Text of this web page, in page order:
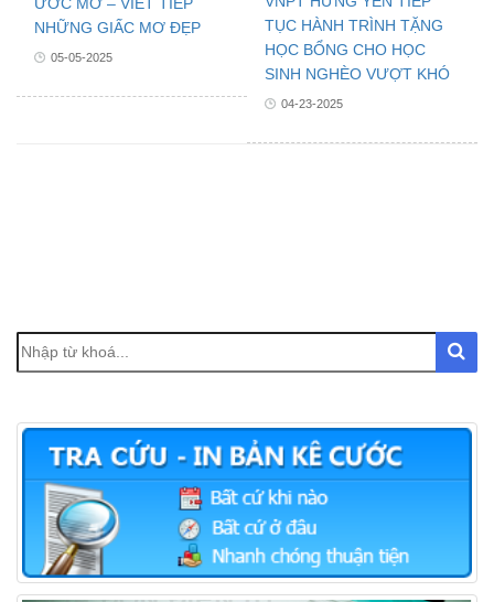
NHỮNG GIẤC MƠ ĐẸP
05-05-2025
TỤC HÀNH TRÌNH TẶNG
HỌC BỔNG CHO HỌC
SINH NGHÈO VƯỢT KHÓ
04-23-2025